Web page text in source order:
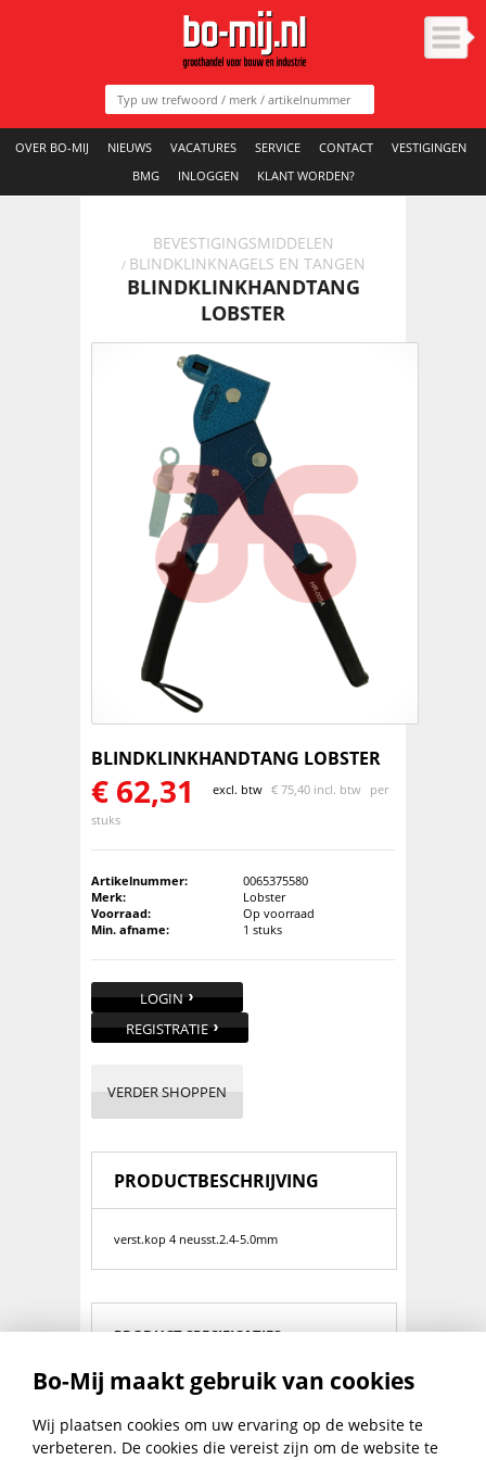
OVER BO-MIJ NIEUWS VACATURES SERVICE CONTACT
VESTIGINGEN
BMG
INLOGGEN KLANT WORDEN?
BEVESTIGINGSMIDDELEN
/ BLINDKLINKNAGELS EN TANGEN
BLINDKLINKHANDTANG
LOBSTER
BLINDKLINKHANDTANG LOBSTER
€ 62,31 excl. btw € 75,40 incl. btw per
stuks
Artikelnummer:
0065375580
Merk:
Lobster
Voorraad:
Op voorraad
Min. afname:
1 stuks
LOGIN
REGISTRATIE
VERDER SHOPPEN
PRODUCTBESCHRIJVING
verst.kop 4 neusst.2.4-5.0mm
PRODUCT SPECIFICATIES
Bijzonderheid:verstelbare kop
Te Verwerken Diameters: 2.4-4.8
Leveromvang:4 neusstukken
Bo-Mij maakt gebruik van cookies
Wij plaatsen cookies om uw ervaring op de website te
verbeteren. De cookies die vereist zijn om de website te